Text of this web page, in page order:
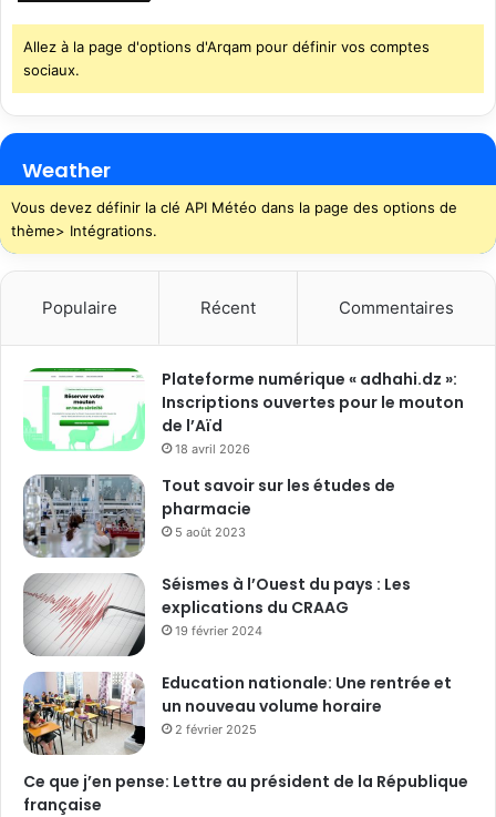
Allez à la page d'options d'Arqam pour définir vos comptes
sociaux.
Weather
Vous devez définir la clé API Météo dans la page des options de
thème> Intégrations.
Populaire Récent Commentaires
Plateforme numérique « adhahi.dz »:
Inscriptions ouvertes pour le mouton
de l’Aïd
18 avril 2026
Tout savoir sur les études de
pharmacie
5 août 2023
Séismes à l’Ouest du pays : Les
explications du CRAAG
19 février 2024
Education nationale: Une rentrée et
un nouveau volume horaire
2 février 2025
Ce que j’en pense: Lettre au président de la République
française